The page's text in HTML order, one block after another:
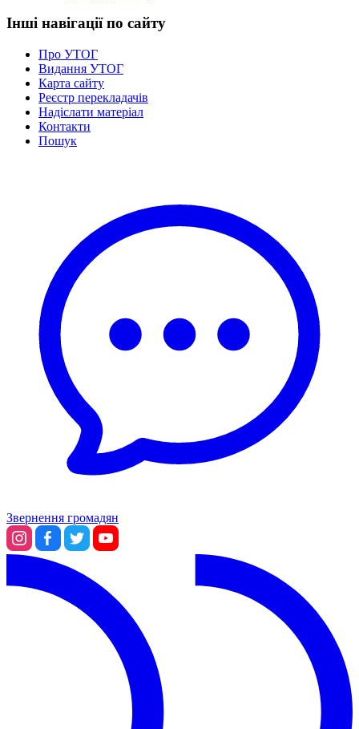
Інші навігації по сайту
Про УТОГ
Видання УТОГ
Карта сайту
Реєстр перекладачів
Надіслати матеріал
Контакти
Пошук
Звернення громадян